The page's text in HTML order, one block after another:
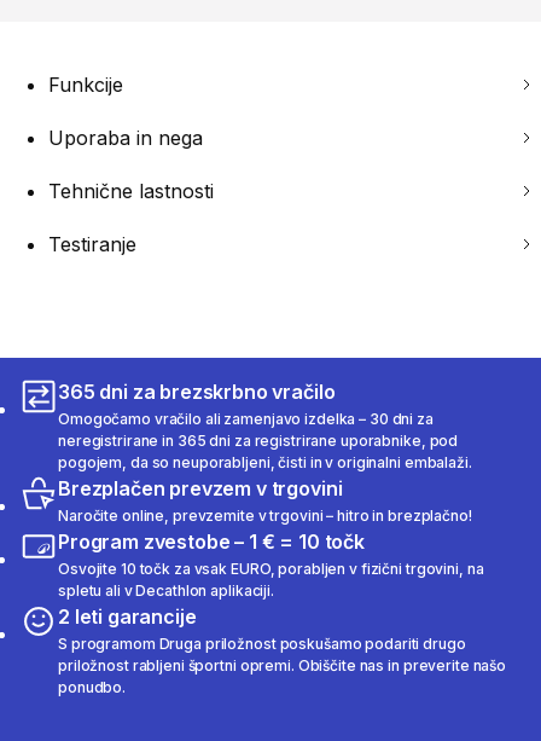
Funkcije
Uporaba in nega
Tehnične lastnosti
Testiranje
365 dni za brezskrbno vračilo
Omogočamo vračilo ali zamenjavo izdelka – 30 dni za
neregistrirane in 365 dni za registrirane uporabnike, pod
pogojem, da so neuporabljeni, čisti in v originalni embalaži.
Brezplačen prevzem v trgovini
Naročite online, prevzemite v trgovini – hitro in brezplačno!
Program zvestobe – 1 € = 10 točk
Osvojite 10 točk za vsak EURO, porabljen v fizični trgovini, na
spletu ali v Decathlon aplikaciji.
2 leti garancije
S programom Druga priložnost poskušamo podariti drugo
priložnost rabljeni športni opremi. Obiščite nas in preverite našo
ponudbo.